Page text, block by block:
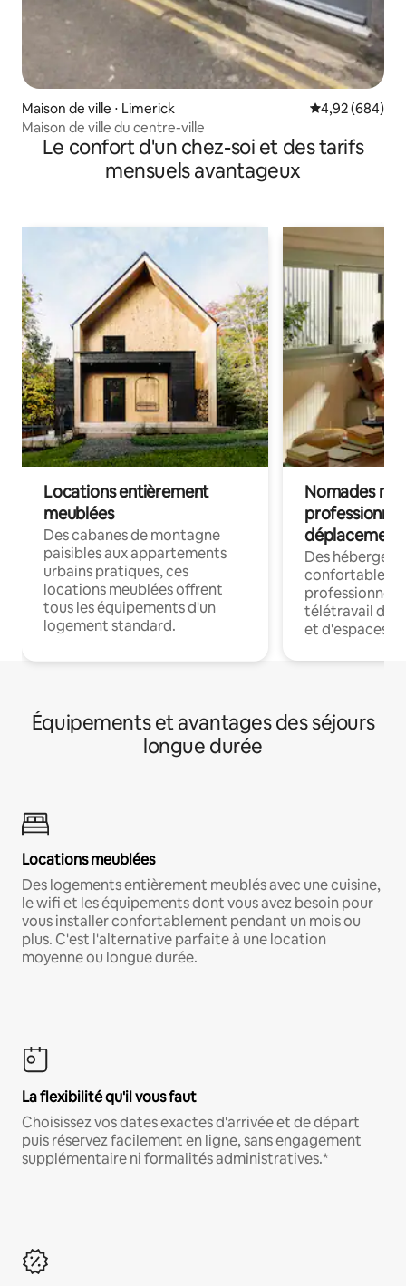
Maison de ville ⋅ Limerick Évaluation
4,92 (684)
Maison de ville du centre-ville
Le confort d'un chez-soi et des tarifs
mensuels avantageux
Locations entièrement
meublées
Des cabanes de montagne
paisibles aux appartements
urbains pratiques, ces
locations meublées offrent
tous les équipements d'un
logement standard.
Nomades
déplacement
Des
confortables
professionnels
télétravail
et d'espaces
Équipements et avantages des séjours
longue durée
Locations meublées
Des logements entièrement meublés avec une cuisine,
le wifi et les équipements dont vous avez besoin pour
vous installer confortablement pendant un mois ou
plus. C'est l'alternative parfaite à une location
moyenne ou longue durée.
La flexibilité qu'il vous faut
Choisissez vos dates exactes d'arrivée et de départ
puis réservez facilement en ligne, sans engagement
supplémentaire ni formalités administratives.*